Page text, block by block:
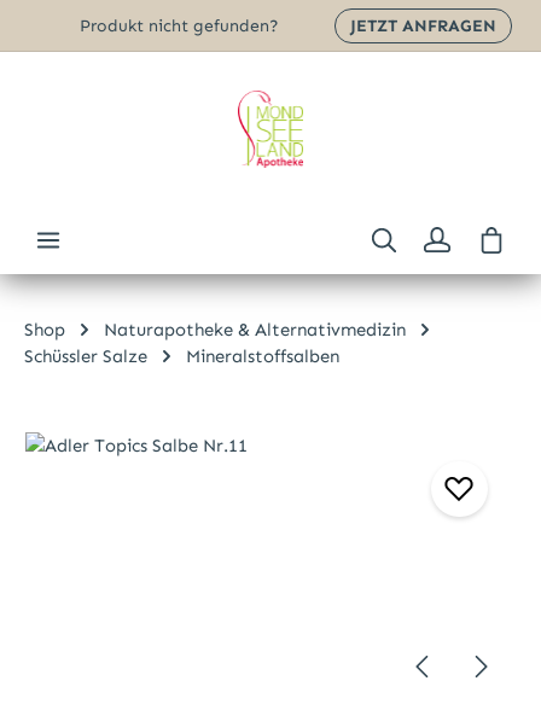
Zum Hauptinhalt springen
Produkt nicht gefunden? JETZT ANFRAGEN
Shop
Naturapotheke & Alternativmedizin
Schüssler Salze
Mineralstoffsalben
Bildergalerie überspringen